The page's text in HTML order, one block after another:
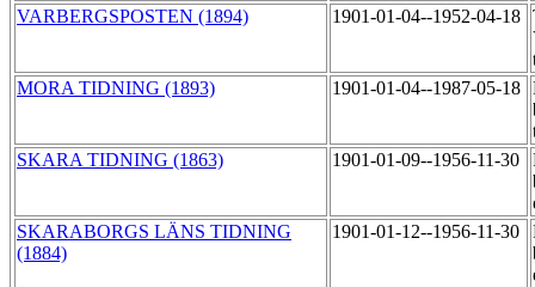
VARBERGSPOSTEN (1894)
1901-01-04--1952-04-18
MORA TIDNING (1893)
1901-01-04--1987-05-18
SKARA TIDNING (1863)
1901-01-09--1956-11-30
SKARABORGS LÄNS TIDNING
(1884)
1901-01-12--1956-11-30